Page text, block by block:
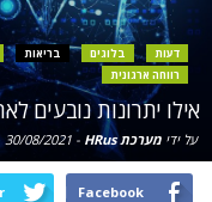
דעות בלוגים בריאות
רווחה ארגונית
אילו יתרונות נובעים
על ידי מערכת HRus -
30/08/2021
Facebook